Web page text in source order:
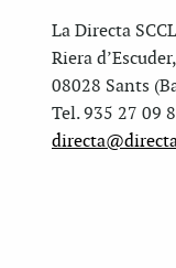
La Directa SCCL
Riera
08028 Sants
Tel. 935 27 09